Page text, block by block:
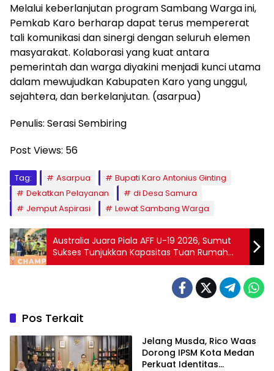
Melalui keberlanjutan program Sambang Warga ini,
Pemkab Karo berharap dapat terus mempererat
tali komunikasi dan sinergi dengan seluruh elemen
masyarakat. Kolaborasi yang kuat antara
pemerintah dan warga diyakini menjadi kunci utama
dalam mewujudkan Kabupaten Karo yang unggul,
sejahtera, dan berkelanjutan. (asarpua)
Penulis: Serasi Sembiring
Post Views: 56
Tag: Asarpua
Bupati Karo Antonius Ginting
Dekatkan Pelayanan
di Desa Samura
Jemput Aspirasi
Lewat Sambang Warga
Australia Juara Piala AFF U-19 2026, Sumut
Sukses Tunjukkan Kapasitas Tuan Rumah
Internasional
Pos Terkait
Jelang Musda, Rico Waas
Dorong IPSM Kota Medan
Perkuat Identitas